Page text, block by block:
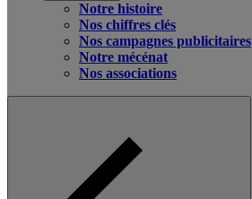
Notre histoire
Nos chiffres clés
Nos campagnes publicitaires
Notre mécénat
Nos associations